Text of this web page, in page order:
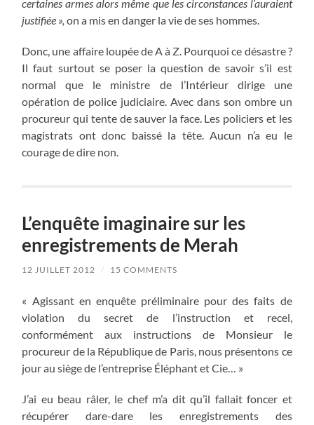
certaines armes alors même que les circonstances l’auraient
justifiée », on a mis en danger la vie de ses hommes.
Donc, une affaire loupée de A à Z. Pourquoi ce désastre ?
Il faut surtout se poser la question de savoir s’il est
normal que le ministre de l’Intérieur dirige une
opération de police judiciaire. Avec dans son ombre un
procureur qui tente de sauver la face. Les policiers et les
magistrats ont donc baissé la tête. Aucun n’a eu le
courage de dire non.
L’enquête imaginaire sur les
enregistrements de Merah
12 JUILLET 2012 / 15 COMMENTS
« Agissant en enquête préliminaire pour des faits de
violation du secret de l’instruction et recel,
conformément aux instructions de Monsieur le
procureur de la République de Paris, nous présentons ce
jour au siège de l’entreprise Éléphant et Cie… »
J’ai eu beau râler, le chef m’a dit qu’il fallait foncer et
récupérer dare-dare les enregistrements des